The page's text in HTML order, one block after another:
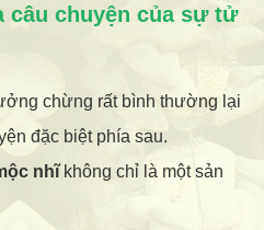
câu chuyện của sự tử
chừng rất bình thường lại
đặc biệt phía sau.
nhĩkhông chỉ là một sản